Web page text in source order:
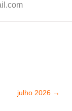
julho 2026 →